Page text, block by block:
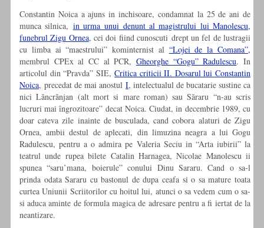
Constantin Noica a ajuns in inchisoare, condamnat la 25 de ani de
munca silnica, in urma unui denunt al magistrului lui Manolescu,
funebrul Zigu Ornea, cei doi fiind cunoscuti drept un fel de lustragii
cu limba ai “maestrului” kominternist al “Lojei de la Comana”,
membrul CPEx al CC al PCR, Gheorghe “Gogu” Radulescu. In
articolul din “Pravda” SIE,Critica criticii II. Dosarul lui Constantin
Noica, precedat de mai anostul I, intelectualul de bucatarie sustine ca
nici Lăncrănjan (alt mort si mare roman) sau Săraru “n-au scris
lucruri mai îngrozitoare” decat Noica. Ciudat, in decembrie 1989, cu
doar cateva zile inainte de busculada, cand cobora alaturi de Zigu
Ornea, ambii destul de aplecati, din limuzina neagra a lui Gogu
Radulescu, pentru a o admira pe Valeria Seciu in “Arta iubirii” la
teatrul unde rupea bilete Catalin Harnagea, Nicolae Manolescu ii
spunea “saru’mana, boierule” conului Dinu Sararu. Cand o sa-l
prinda odata Sararu cu bastonul de dupa ceafa si o sa mature toata
curtea Uniunii Scriitorilor cu hoitul lui, atunci o sa vedem cum o sa-
si aduca aminte de formula magica de adresare pentru a fi iertat de la
neantizare.